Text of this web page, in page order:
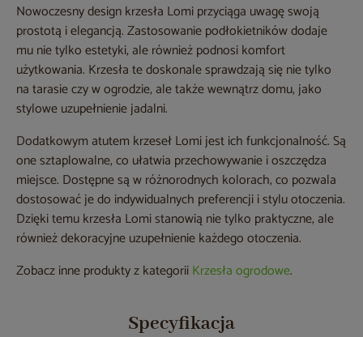
Nowoczesny design krzesła Lomi przyciąga uwagę swoją
prostotą i elegancją. Zastosowanie podłokietników dodaje
mu nie tylko estetyki, ale również podnosi komfort
użytkowania. Krzesła te doskonale sprawdzają się nie tylko
na tarasie czy w ogrodzie, ale także wewnątrz domu, jako
stylowe uzupełnienie jadalni.
Dodatkowym atutem krzeseł Lomi jest ich funkcjonalność. Są
one sztaplowalne, co ułatwia przechowywanie i oszczędza
miejsce. Dostępne są w różnorodnych kolorach, co pozwala
dostosować je do indywidualnych preferencji i stylu otoczenia.
Dzięki temu krzesła Lomi stanowią nie tylko praktyczne, ale
również dekoracyjne uzupełnienie każdego otoczenia.
Zobacz inne produkty z kategoriiKrzesła ogrodowe.
Specyfikacja